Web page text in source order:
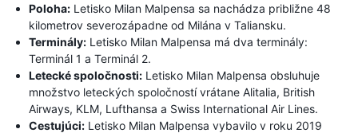
Poloha: Letisko Milan Malpensa sa nachádza približne 48
kilometrov severozápadne od Milána v Taliansku.
Terminály: Letisko Milan Malpensa má dva terminály:
Terminál 1 a Terminál 2.
Letecké spoločnosti: Letisko Milan Malpensa obsluhuje
množstvo leteckých spoločností vrátane Alitalia, British
Airways, KLM, Lufthansa a Swiss International Air Lines.
Cestujúci: Letisko Milan Malpensa vybavilo v roku 2019